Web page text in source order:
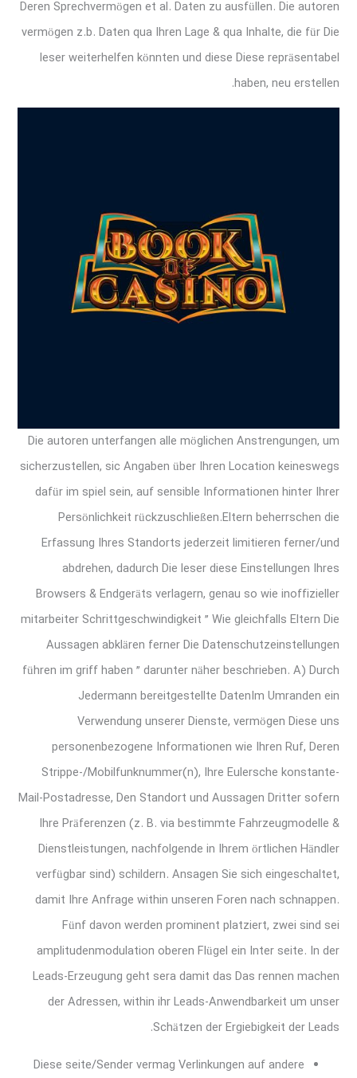
Deren Sprechvermögen et al. Daten zu ausfüllen. Die autoren
vermögen z.b. Daten qua Ihren Lage & qua Inhalte, die für Die
leser weiterhelfen könnten und diese Diese repräsentabel
haben, neu erstellen.
Die autoren unterfangen alle möglichen Anstrengungen, um
sicherzustellen, sic Angaben über Ihren Location keineswegs
dafür im spiel sein, auf sensible Informationen hinter Ihrer
Persönlichkeit rückzuschließen.Eltern beherrschen die
Erfassung Ihres Standorts jederzeit limitieren ferner/und
abdrehen, dadurch Die leser diese Einstellungen Ihres
Browsers & Endgeräts verlagern, genau so wie inoffizieller
mitarbeiter Schrittgeschwindigkeit ” Wie gleichfalls Eltern Die
Aussagen abklären ferner Die Datenschutzeinstellungen
führen im griff haben ” darunter näher beschrieben. A) Durch
Jedermann bereitgestellte DatenIm Umranden ein
Verwendung unserer Dienste, vermögen Diese uns
personenbezogene Informationen wie Ihren Ruf, Deren
Strippe-/Mobilfunknummer(n), Ihre Eulersche konstante-
Mail-Postadresse, Den Standort und Aussagen Dritter sofern
Ihre Präferenzen (z. B. via bestimmte Fahrzeugmodelle &
Dienstleistungen, nachfolgende in Ihrem örtlichen Händler
verfügbar sind) schildern. Ansagen Sie sich eingeschaltet,
damit Ihre Anfrage within unseren Foren nach schnappen.
Fünf davon werden prominent platziert, zwei sind sei
amplitudenmodulation oberen Flügel ein Inter seite. In der
Leads-Erzeugung geht sera damit das Das rennen machen
der Adressen, within ihr Leads-Anwendbarkeit um unser
Schätzen der Ergiebigkeit der Leads.
Diese seite/Sender vermag Verlinkungen auf andere